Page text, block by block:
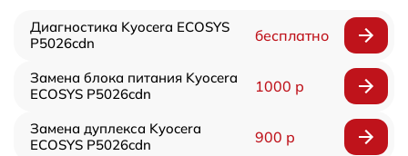
Диагностика Kyocera ECOSYS
P5026cdn
бесплатно
Замена блока питания Kyocera
ECOSYS P5026cdn
1000 р
Замена дуплекса Kyocera
ECOSYS P5026cdn
900 р